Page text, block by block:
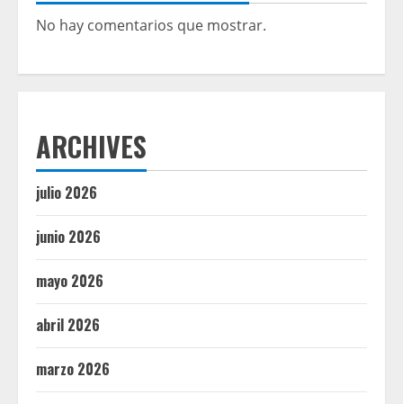
No hay comentarios que mostrar.
ARCHIVES
julio 2026
junio 2026
mayo 2026
abril 2026
marzo 2026